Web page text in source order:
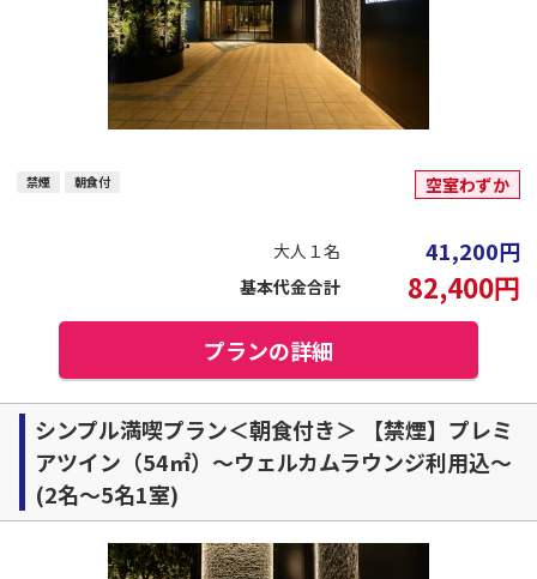
禁煙 朝食付 空室わずか
大人１名 41,200円
基本代金合計 82,400円
プランの詳細
シンプル満喫プラン＜朝食付き＞ 【禁煙】プレミ
アツイン（54㎡）～ウェルカムラウンジ利用込～
(2名～5名1室)